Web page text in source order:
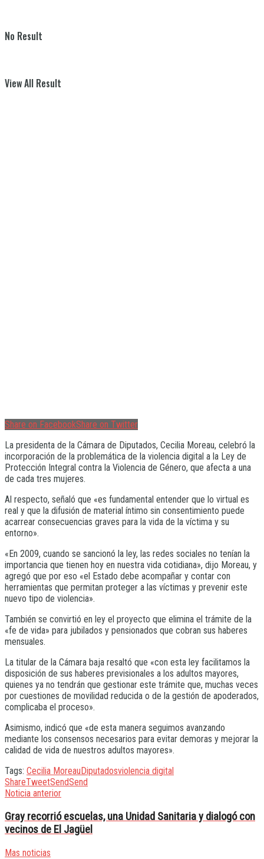
No Result
View All Result
Share on FacebookShare on Twitter
La presidenta de la Cámara de Diputados, Cecilia Moreau, celebró la
incorporación de la problemática de la violencia digital a la Ley de
Protección Integral contra la Violencia de Género, que afecta a una
de cada tres mujeres.
Al respecto, señaló que «es fundamental entender que lo virtual es
real y que la difusión de material íntimo sin consentimiento puede
acarrear consecuencias graves para la vida de la víctima y su
entorno».
«En 2009, cuando se sancionó la ley, las redes sociales no tenían la
importancia que tienen hoy en nuestra vida cotidiana», dijo Moreau, y
agregó que por eso «el Estado debe acompañar y contar con
herramientas que permitan proteger a las víctimas y prevenir este
nuevo tipo de violencia».
También se convirtió en ley el proyecto que elimina el trámite de la
«fe de vida» para jubilados y pensionados que cobran sus haberes
mensuales.
La titular de la Cámara baja resaltó que «con esta ley facilitamos la
disposición de sus haberes previsionales a los adultos mayores,
quienes ya no tendrán que gestionar este trámite que, muchas veces
por cuestiones de movilidad reducida o de la gestión de apoderados,
complicaba el proceso».
Asimismo, indicó que «de esta manera seguimos avanzando
mediante los consensos necesarios para evitar demoras y mejorar la
calidad de vida de nuestros adultos mayores».
Tags: Cecilia Moreau Diputadosviolencia digital
ShareTweetSendSend
Noticia anterior
Gray recorrió escuelas, una Unidad Sanitaria y dialogó con
vecinos de El Jagüel
Mas noticias